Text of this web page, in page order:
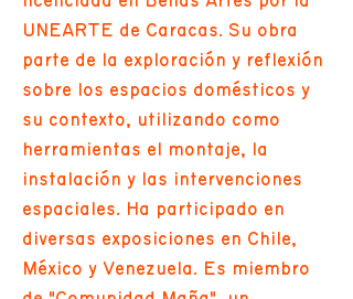
UNEARTE de Caracas. Su obra
parte de la exploración y reflexión
sobre los espacios domésticos y
su contexto, utilizando como
herramientas el montaje, la
instalación y las intervenciones
espaciales. Ha participado en
diversas exposiciones en Chile,
México y Venezuela. Es miembro